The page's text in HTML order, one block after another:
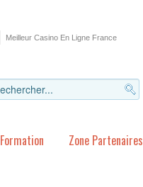
Meilleur Casino En Ligne France
Formation Zone Partenaires